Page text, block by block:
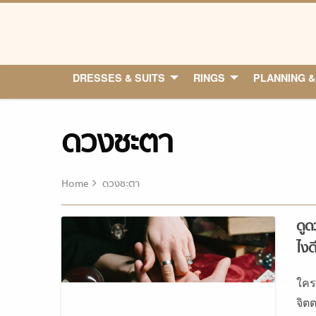
Skip
DRESSES & SUITS RINGS PLANNING
SHOPPING
ดวงชะตา
Home ดวงชะตา
ดูด
ไง
ใค
จิต